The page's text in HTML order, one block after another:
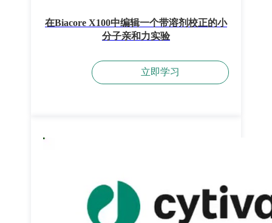
在Biacore X100中编辑一个带溶剂校正的小
分子亲和力实验
立即学习